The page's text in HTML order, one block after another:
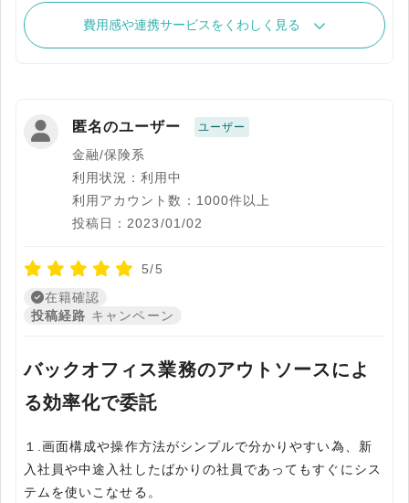
費用感や連携サービスをくわしく見る
匿名のユーザー ユーザー
金融/保険系
利用状況：利用中
利用アカウント数：1000件以上
投稿日：2023/01/02
5/5
在籍確認
投稿経路 キャンペーン
バックオフィス業務のアウトソースによ
る効率化で委託
１.画面構成や操作方法がシンプルで分かりやすい為、新
入社員や中途入社したばかりの社員であってもすぐにシス
テムを使いこなせる。